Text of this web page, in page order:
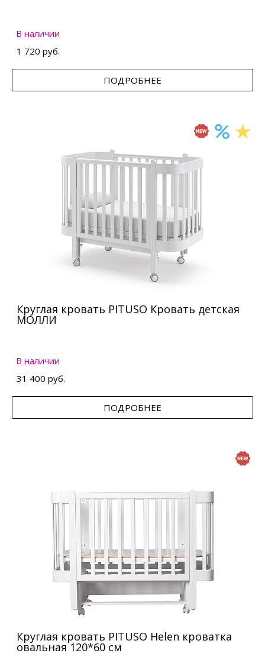
В наличии
1 720 руб.
ПОДРОБНЕЕ
Круглая кровать PITUSO Кровать детская
МОЛЛИ
В наличии
31 400 руб.
ПОДРОБНЕЕ
Круглая кровать PITUSO Helen кроватка
овальная 120*60 см